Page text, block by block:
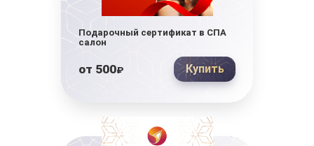
Подарочный сертификат в СПА
салон
от 500₽ Купить